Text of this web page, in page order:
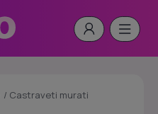
/ Castraveti murati